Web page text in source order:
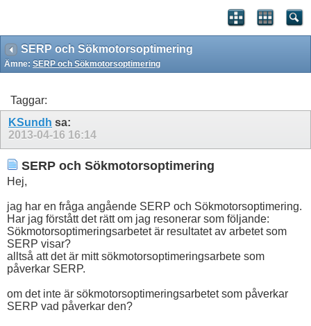
SERP och Sökmotorsoptimering
Ämne: SERP och Sökmotorsoptimering
Taggar:
KSundh sa:
2013-04-16 16:14
SERP och Sökmotorsoptimering
Hej,
jag har en fråga angående SERP och Sökmotorsoptimering.
Har jag förstått det rätt om jag resonerar som följande:
Sökmotorsoptimeringsarbetet är resultatet av arbetet som
SERP visar?
alltså att det är mitt sökmotorsoptimeringsarbete som
påverkar SERP.
om det inte är sökmotorsoptimeringsarbetet som påverkar
SERP vad påverkar den?